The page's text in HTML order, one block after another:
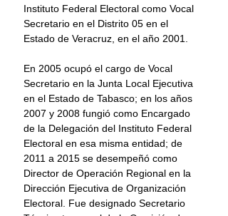
Instituto Federal Electoral como Vocal
Secretario en el Distrito 05 en el
Estado de Veracruz, en el año 2001.
En 2005 ocupó el cargo de Vocal
Secretario en la Junta Local Ejecutiva
en el Estado de Tabasco; en los años
2007 y 2008 fungió como Encargado
de la Delegación del Instituto Federal
Electoral en esa misma entidad; de
2011 a 2015 se desempeñó como
Director de Operación Regional en la
Dirección Ejecutiva de Organización
Electoral. Fue designado Secretario